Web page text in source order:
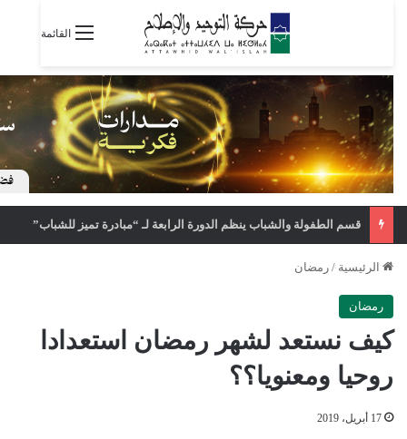
القائمة
قسم الطفولة والشباب ينظم الدورة الرابعة لـ “مبادرة تميز للشباب”
الرئيسية / رمضان
رمضان
كيف نستعد لشهر رمضان استعدادا
روحيا ومعنويا؟؟
17 أبريل، 2019